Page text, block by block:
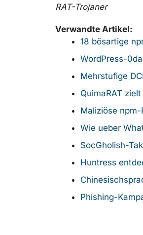
RAT-Trojaner
Verwandte Artikel:
18 bösartige
WordPress-
Mehrstufige
QuimaRAT
Maliziöse
Wie ueber
SocGholish-
Huntress
Phishing-